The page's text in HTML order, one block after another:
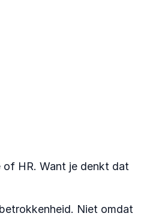
of HR. Want je denkt dat
Niet omdat